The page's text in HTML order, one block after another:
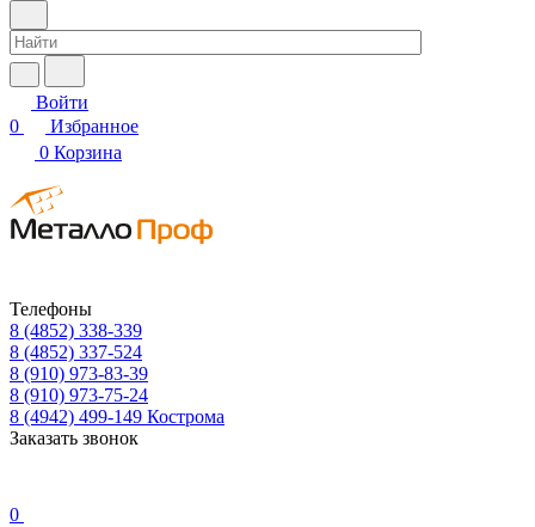
Войти
0
Избранное
0 Корзина
Телефоны
8 (4852) 338-339
8 (4852) 337-524
8 (910) 973-83-39
8 (910) 973-75-24
8 (4942) 499-149 Кострома
Заказать звонок
0